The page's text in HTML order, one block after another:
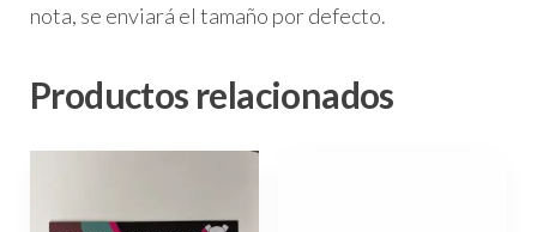
nota, se enviará el tamaño por defecto.
Productos relacionados